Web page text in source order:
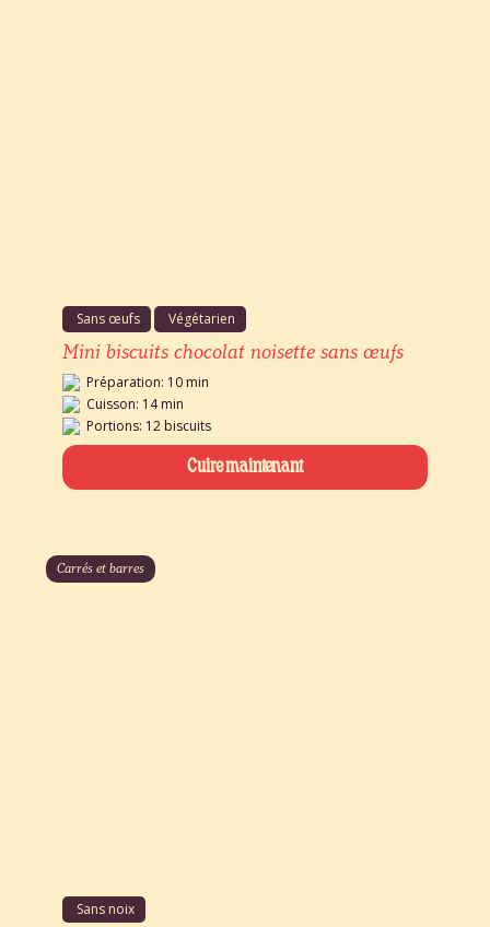
Sans œufs Végétarien
Mini biscuits chocolat noisette sans œufs
Préparation: 10 min
Cuisson: 14 min
Portions: 12 biscuits
Cuire maintenant
Carrés et barres
Sans noix